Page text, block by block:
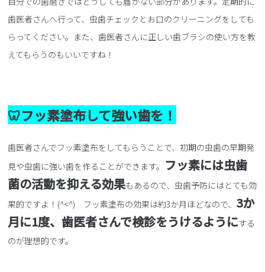
歯医者さんへ行って、虫歯チェックとお口のクリーニングをしても
らってください。また、歯医者さんに正しい歯ブラシの使い方を教
えてもらうのもいいですね！
🦷フッ素塗布して強い歯を！
歯医者さんでフッ素塗布をしてもらうことで、初期の虫歯の早期発
見や虫歯に強い歯を作ることができます。 フッ素には虫歯
菌の活動を抑える効果もあるので、虫歯予防にはとても効
果的ですよ！(^<^) フッ素塗布の効果は約3か月ほどなので、 3か
月に1度、歯医者さんで検診をうけるようにする
のが理想的です。